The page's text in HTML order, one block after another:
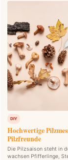
DIY
Hochwertige
Pilzfreunde
Die Pilzsaison steht in
wachsen Pfifferlinge,